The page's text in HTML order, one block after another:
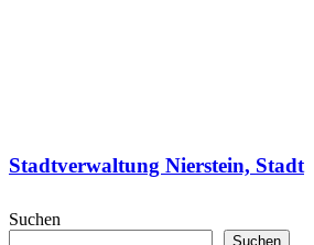
Stadtverwaltung Nierstein, Stadt
Suchen
Suchen